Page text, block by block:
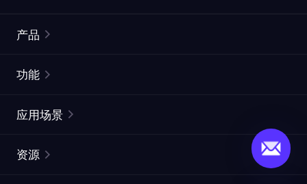
产品
静态住宅代理
功能
ISP代理
应用场景
资源